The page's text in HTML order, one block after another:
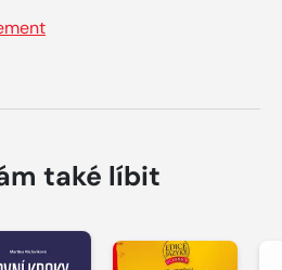
také líbit